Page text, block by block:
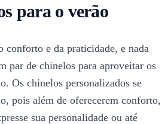
para o verão
conforto e da praticidade, e nada
par de chinelos para aproveitar os
Os chinelos personalizados se
pois além de oferecerem conforto,
sua personalidade ou até